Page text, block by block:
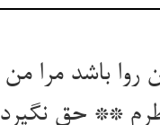
روا باشد مرا من
** حق نگیرد